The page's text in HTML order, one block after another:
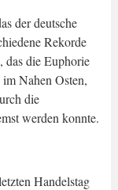
der deutsche
Rekorde
das die Euphorie
Nahen Osten,
die
werden konnte.
Handelstag